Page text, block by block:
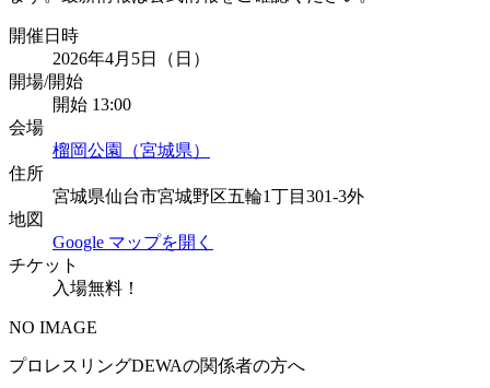
開催日時
2026年4月5日（日）
開場/開始
開始 13:00
会場
榴岡公園（宮城県）
住所
宮城県仙台市宮城野区五輪1丁目301-3外
地図
Google マップを開く
チケット
入場無料！
NO IMAGE
プロレスリングDEWAの関係者の方へ